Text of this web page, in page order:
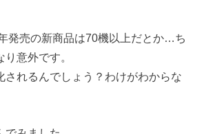
発売の新商品は70機以上だとか…ち
意外です。
されるんでしょう？わけがわからな